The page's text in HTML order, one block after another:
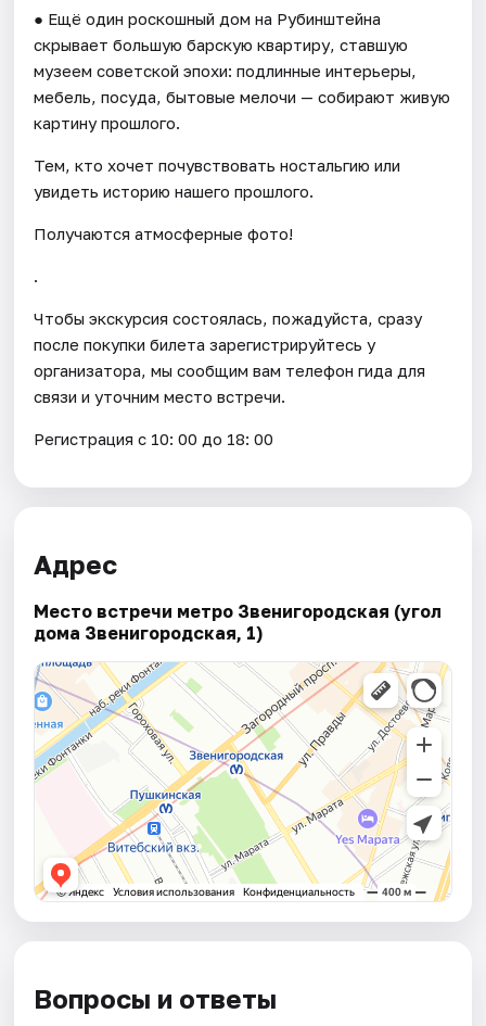
● Ещё один роскошный дом на Рубинштейна
скрывает большую барскую квартиру, ставшую
музеем советской эпохи: подлинные интерьеры,
мебель, посуда, бытовые мелочи — собирают живую
картину прошлого.
Тем, кто хочет почувствовать ностальгию или
увидеть историю нашего прошлого.
Получаются атмосферные фото!
.
Чтобы экскурсия состоялась, пожадуйста, сразу
после покупки билета зарегистрируйтесь у
организатора, мы сообщим вам телефон гида для
связи и уточним место встречи.
Регистрация с 10: 00 до 18: 00
Адрес
Место встречи метро Звенигородская (угол
дома Звенигородская, 1)
Вопросы и ответы